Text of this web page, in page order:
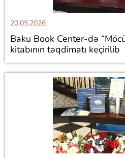
20.05.2026
Baku Book Center-də
kitabının təqdimatı keçirilib